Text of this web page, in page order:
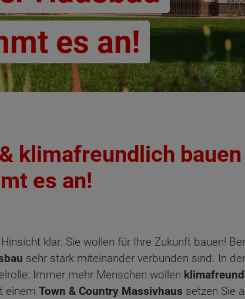
es an!
klimafreundlich
es an!
klar: Sie wollen für Ihre Zukunft bauen!
sehr stark miteinander verbunden sind. In
Immer mehr Menschen wollen
einem Town & Country Massivhaus setzen Sie